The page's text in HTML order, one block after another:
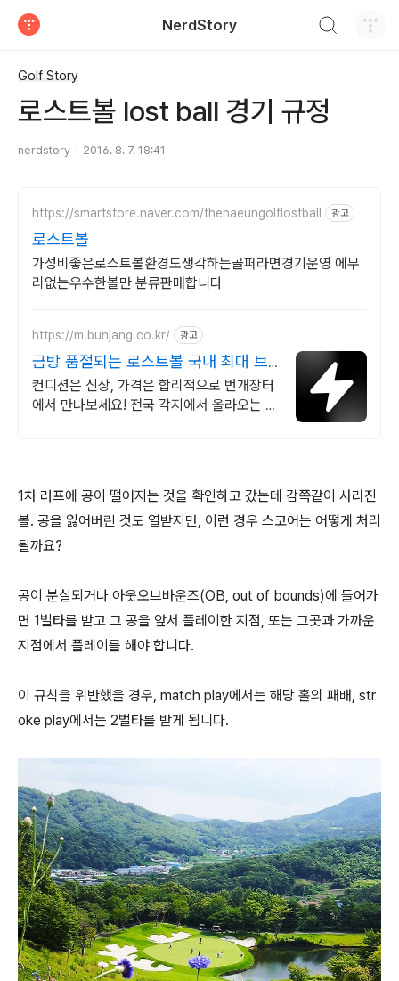
NerdStory
Golf Story
로스트볼 lost ball 경기 규정
nerdstory 2016. 8. 7. 18:41
https://smartstore.naver.com/thenaeungolflostball 광고
로스트볼
가성비좋은로스트볼환경도생각하는골퍼라면경기운영 에무
리없는우수한볼만 분류판매합니다
https://m.bunjang.co.kr/ 광고
금방 품절되는 로스트볼 국내 최대 브
랜드 중고거래
컨디션은 신상, 가격은 합리적으로 번개장터
에서 만나보세요! 전국 각지에서 올라오는 전
1차 러프에 공이 떨어지는 것을 확인하고 갔는데 감쪽같이 사라진
볼. 공을 잃어버린 것도 열받지만, 이런 경우 스코어는 어떻게 처리
될까요?
공이 분실되거나 아웃오브바운즈(OB, out of bounds)에 들어가
면 1벌타를 받고 그 공을 앞서 플레이한 지점, 또는 그곳과 가까운
지점에서 플레이를 해야 합니다.
이 규칙을 위반했을 경우, match play에서는 해당 홀의 패배, str
oke play에서는 2벌타를 받게 됩니다.